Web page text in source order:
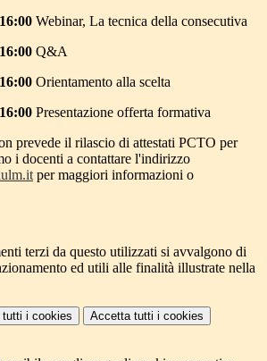
Webinar, La tecnica della consecutiva
Q&A
Orientamento alla scelta
Presentazione offerta formativa
prevede il rilascio di attestati PCTO per
i docenti a contattare l'indirizzo
per maggiori informazioni o
terzi da questo utilizzati si avvalgono di
ed utili alle finalità illustrate nella
tutti i cookies Accetta tutti i cookies